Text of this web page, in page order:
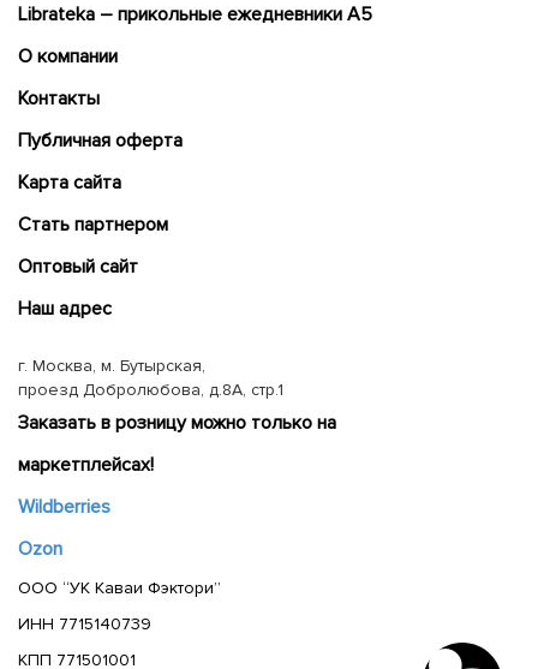
Librateka – прикольные ежедневники А5
О компании
Контакты
Публичная оферта
Карта сайта
Cтать партнером
Оптовый сайт
Наш адрес
г. Москва, м. Бутырская,
проезд Добролюбова, д.8А, стр.1
Заказать в розницу можно только на
маркетплейсах!
Wildberries
Ozon
ООО “УК Каваи Фэктори”
ИНН 7715140739
КПП 771501001